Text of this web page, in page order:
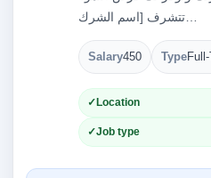
Salary450 Type
Location
Job type